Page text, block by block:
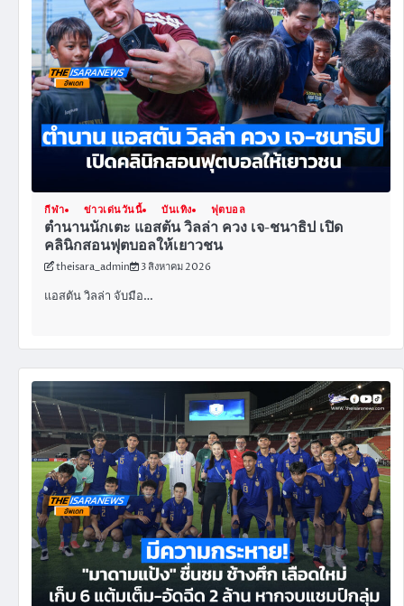
กีฬา ข่าวเด่นวันนี้ บันเทิง ฟุตบอล
ตำนานนักเตะ แอสตัน วิลล่า ควง เจ-ชนาธิป เปิด
คลินิกสอนฟุตบอลให้เยาวชน
theisara_admin 3 สิงหาคม 2026
แอสตัน วิลล่า จับมือ…